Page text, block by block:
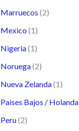
Marruecos (2)
Mexico (1)
Nigeria(1)
Noruega(2)
Nueva Zelanda(1)
Paises Bajos / Holanda
Peru(2)